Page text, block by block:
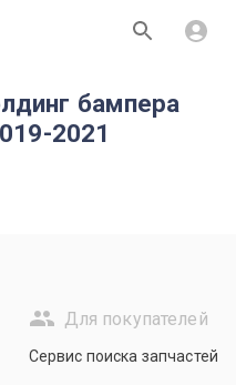
бампера
2021
Для покупателей
Сервис поиска запчастей